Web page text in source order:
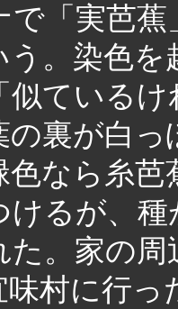
で「実芭
う。染色
似ている
の裏が白
色なら糸
けるが、
た。家の
味村に行